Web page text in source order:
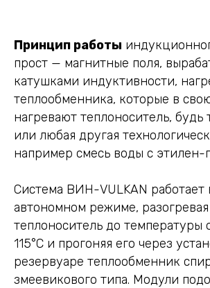
Принцип работы
прост — магнитные поля,
катушками индуктивности,
теплообменника, которые в
нагревают теплоноситель, будь
или любая другая
например смесь воды с этилен-
Система ВИН-VULKAN работает
автономном режиме, разогревая
теплоноситель до температуры
115°С и прогоняя его через
резервуаре теплообменник
змеевикового типа. Модули